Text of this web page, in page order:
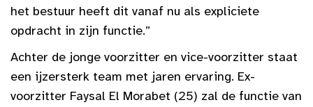
het bestuur heeft dit vanaf nu als expliciete
opdracht in zijn functie.”
Achter de jonge voorzitter en vice-voorzitter staat
een ijzersterk team met jaren ervaring. Ex-
voorzitter Faysal El Morabet (25) zal de functie van